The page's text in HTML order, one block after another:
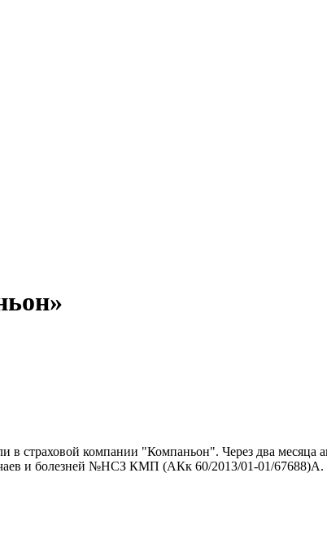
компании "Компаньон". Через два месяца
и болезней №НСЗ КМП (АКк 60/2013/01-01/